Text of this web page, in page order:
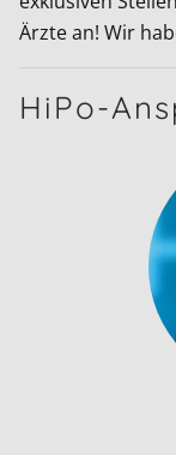
Ärzte an! Wir
HiPo-